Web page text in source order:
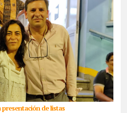
de listas
que la unidad “como criterio mínimo
propuso una lista repartida entre el
...